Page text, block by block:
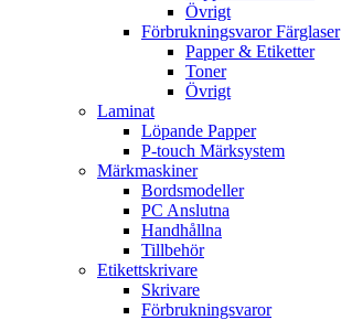
Övrigt
Förbrukningsvaror Färglaser
Papper & Etiketter
Toner
Övrigt
Laminat
Löpande Papper
P-touch Märksystem
Märkmaskiner
Bordsmodeller
PC Anslutna
Handhållna
Tillbehör
Etikettskrivare
Skrivare
Förbrukningsvaror